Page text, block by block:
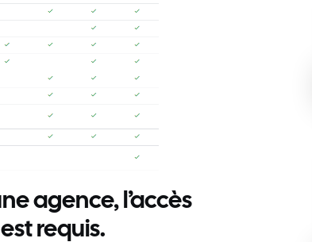
agence, l’accès
est requis.